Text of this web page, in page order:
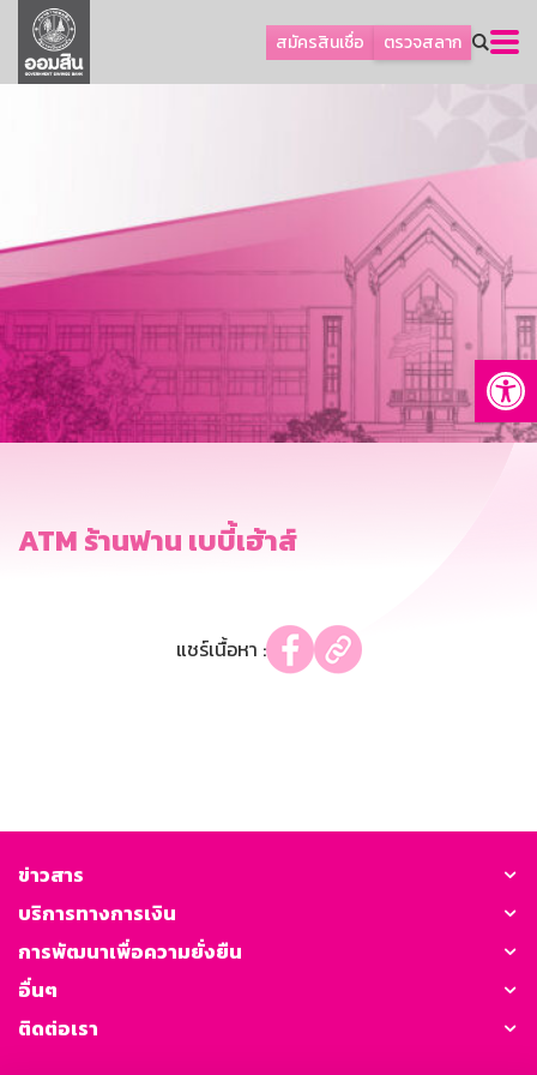
สมัครสินเชื่อ ตรวจสลาก
ลูกค้าธุรกิจ
ลูกค้าผู้ประกอบรายย่อย
การพัฒนาที่ยั่งยืน
ข่าวสาร
บริการทางการเงิน
อื่นๆ
ติดต่อเรา
บริการออนไลน์
GSB Society
ATM ร้านฟาน เบบี้เฮ้าส์
แชร์เนื้อหา :
ข่าวสาร
บริการทางการเงิน
การพัฒนาเพื่อความยั่งยืน
อื่นๆ
ติดต่อเรา